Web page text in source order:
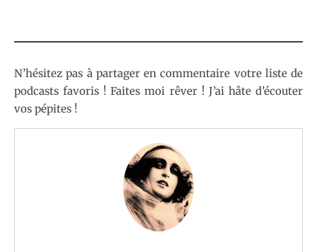
N’hésitez pas à partager en commentaire votre liste de
podcasts favoris ! Faites moi rêver ! J’ai hâte d’écouter
vos pépites !